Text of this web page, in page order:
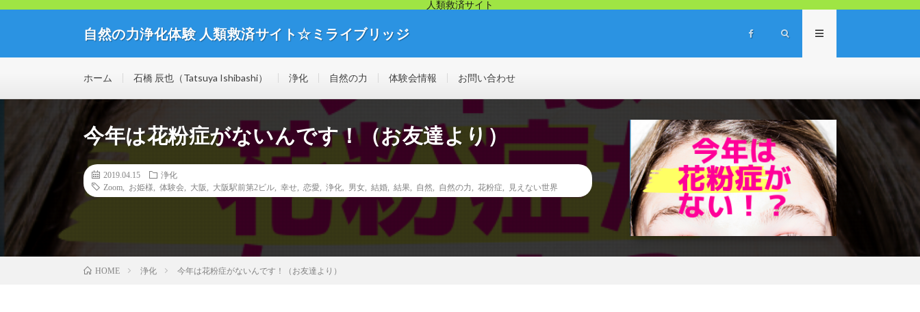
人類救済サイト
自然の力浄化体験 人類救済サイト☆ミライブリッジ
思議な世界を体験してみませんか？
ホーム 石橋 辰也（Tatsuya Ishibashi） 浄化 自然の力 体験会情報 お問い合わせ
今年は花粉症がないんです！（お友達より）
2019.04.15
浄化
Zoom
お姫様 体験会 大阪 大阪駅前第2ビル 幸せ 恋愛 浄化 男女 結婚 結果 自然 自然の力 花粉症 見えない世界
HOME 浄化 今年は花粉症がないんです！（お友達より）